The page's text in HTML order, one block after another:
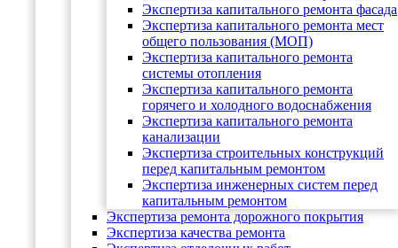
Экспертиза капитального ремонта фасада
Экспертиза капитального ремонта мест
общего пользования (МОП)
Экспертиза капитального ремонта
системы отопления
Экспертиза капитального ремонта
горячего и холодного водоснабжения
Экспертиза капитального ремонта
канализации
Экспертиза строительных конструкций
перед капитальным ремонтом
Экспертиза инженерных систем перед
капитальным ремонтом
Экспертиза ремонта дорожного покрытия
Экспертиза качества ремонта